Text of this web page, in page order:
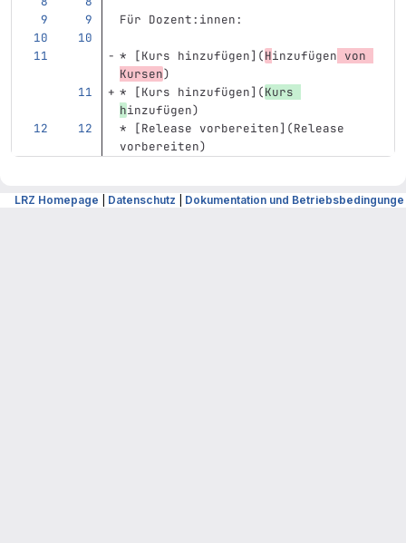
Für Dozent:innen:
* [Kurs hinzufügen](Hinzufügen von
Kursen)
*
[Kurs hinzufügen](Kurs
hinzufügen)
*
[Release vorbereiten](Release
vorbereiten)
LRZ Homepage Datenschutz Dokumentation und